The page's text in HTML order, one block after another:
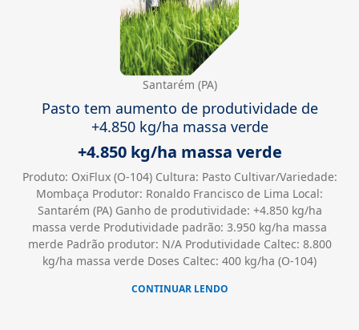
Santarém (PA)
Pasto tem aumento de produtividade de
+4.850 kg/ha massa verde
+4.850 kg/ha massa verde
Produto: OxiFlux (O-104) Cultura: Pasto Cultivar/Variedade:
Mombaça Produtor: Ronaldo Francisco de Lima Local:
Santarém (PA) Ganho de produtividade: +4.850 kg/ha
massa verde Produtividade padrão: 3.950 kg/ha massa
merde Padrão produtor: N/A Produtividade Caltec: 8.800
kg/ha massa verde Doses Caltec: 400 kg/ha (O-104)
CONTINUAR LENDO